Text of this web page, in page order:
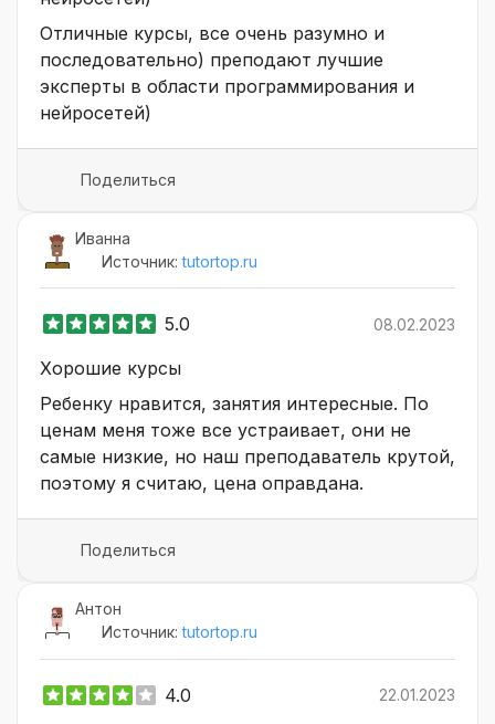
Отличные курсы, все очень разумно и
последовательно) преподают лучшие
эксперты в области программирования и
нейросетей)
Поделиться
Иванна
Источник:tutortop.ru
5.0 08.02.2023
Хорошие курсы
Ребенку нравится, занятия интересные. По
ценам меня тоже все устраивает, они не
самые низкие, но наш преподаватель крутой,
поэтому я считаю, цена оправдана.
Поделиться
Антон
Источник:tutortop.ru
4.0 22.01.2023